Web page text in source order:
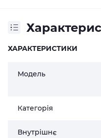
ХАРАКТЕРИСТИКИ
Модель
Категорія
Внутрішнє